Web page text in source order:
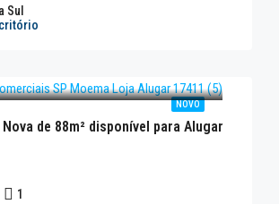
Sul
NOVO
de 88m² disponível para Alugar
1